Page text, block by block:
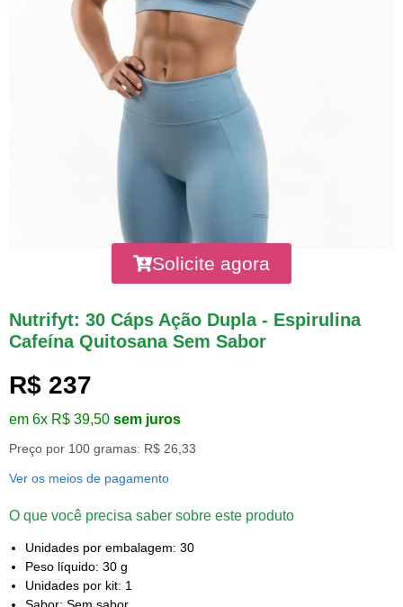
Solicite agora
Nutrifyt: 30 Cáps Ação Dupla - Espirulina
Cafeína Quitosana Sem Sabor
R$ 237
em 6x R$ 39,50 sem juros
Preço por 100 gramas: R$ 26,33
Ver os meios de pagamento
O que você precisa saber sobre este produto
Unidades por embalagem: 30
Peso líquido: 30 g
Unidades por kit: 1